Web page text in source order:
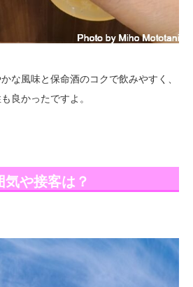
な風味と保命酒のコクで飲みやすく、
良かったですよ。
や接客は？